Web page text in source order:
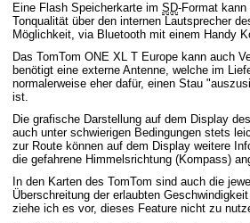
Eine Flash Speicherkarte im SD-Format
Tonqualität über den internen Lautsprecher
Möglichkeit, via Bluetooth mit einem Handy
Das TomTom ONE XL T Europe kann auch
benötigt eine externe Antenne, welche im
normalerweise eher dafür, einen Stau
ist.
Die grafische Darstellung auf dem Display
auch unter schwierigen Bedingungen stets
zur Route können auf dem Display weitere
die gefahrene Himmelsrichtung (Kompass)
In den Karten des TomTom sind auch die
Überschreitung der erlaubten
ziehe ich es vor, dieses Feature nicht zu